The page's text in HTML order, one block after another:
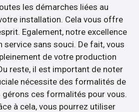
les démarches liées au
installation. Cela vous offre
Egalement, notre excellence
service sans souci. De fait, vous
de votre production
reste, il est important de noter
nécessite des formalités de
gérons ces formalités pour vous.
à cela, vous pourrez utiliser